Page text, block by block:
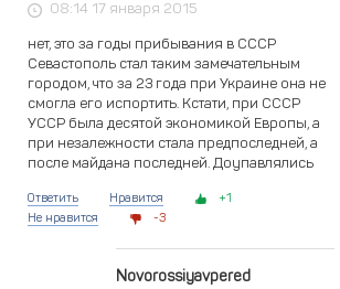
08:14 17 января 2015
нет, это за годы прибывания в СССР
Севастополь стал таким замечательным
городом, что за 23 года при Украине она не
смогла его испортить. Кстати, при СССР
УССР была десятой экономикой Европы, а
при незалежности стала предпоследней, а
после майдана последней. Доупавлялись
Ответить Нравится
1
Не нравится
3
Novorossiyavpered